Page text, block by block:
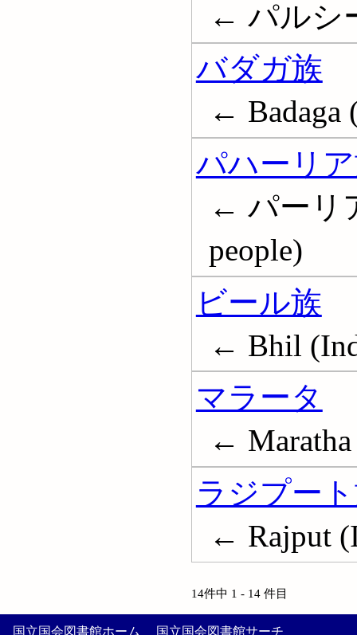
← パルシ
バダガ族
← Badaga
パハーリ
← パーリ
people)
ビール族
← Bhil
マラータ
←
ラジプー
← Rajput
14件中 1 - 14 件目
国立国会図書館ホーム 国立国会図書館サーチ